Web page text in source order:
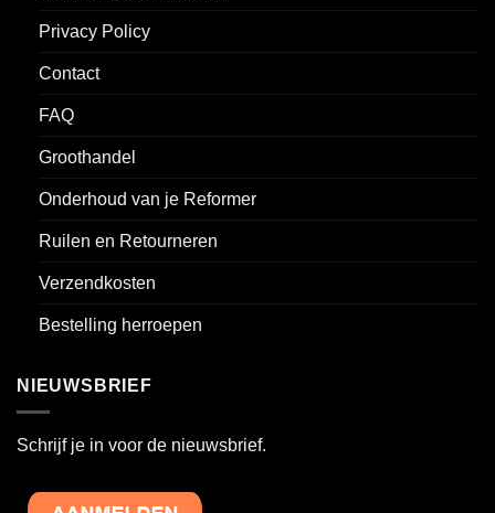
Privacy Policy
Contact
FAQ
Groothandel
Onderhoud van je Reformer
Ruilen en Retourneren
Verzendkosten
Bestelling herroepen
NIEUWSBRIEF
Schrijf je in voor de nieuwsbrief.